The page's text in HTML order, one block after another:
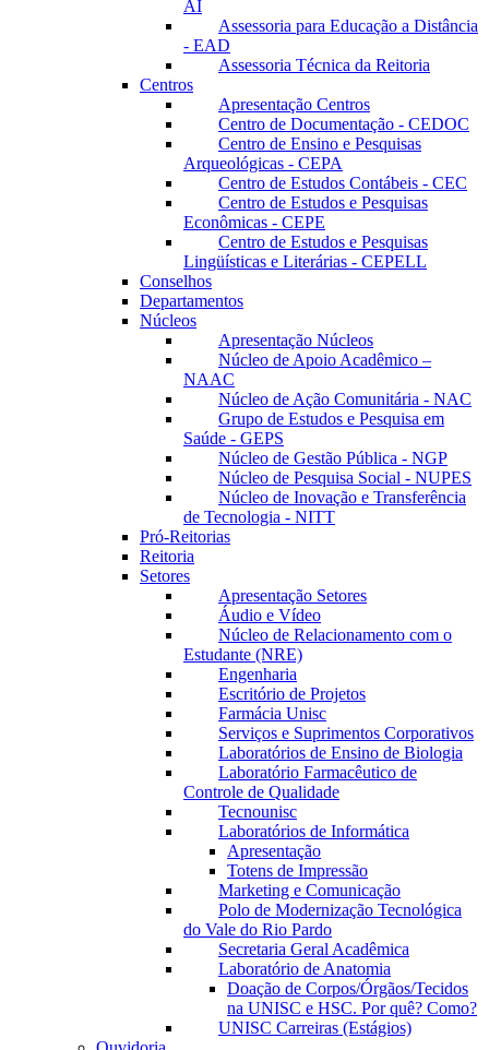
AI
Assessoria para Educação a Distância
- EAD
Assessoria Técnica da Reitoria
Centros
Apresentação Centros
Centro de Documentação - CEDOC
Centro de Ensino e Pesquisas
Arqueológicas - CEPA
Centro de Estudos Contábeis - CEC
Centro de Estudos e Pesquisas
Econômicas - CEPE
Centro de Estudos e Pesquisas
Lingüísticas e Literárias - CEPELL
Conselhos
Departamentos
Núcleos
Apresentação Núcleos
Núcleo de Apoio Acadêmico –
NAAC
Núcleo de Ação Comunitária - NAC
Grupo de Estudos e Pesquisa em
Saúde - GEPS
Núcleo de Gestão Pública - NGP
Núcleo de Pesquisa Social - NUPES
Núcleo de Inovação e Transferência
de Tecnologia - NITT
Pró-Reitorias
Reitoria
Setores
Apresentação Setores
Áudio e Vídeo
Núcleo de Relacionamento com o
Estudante (NRE)
Engenharia
Escritório de Projetos
Farmácia Unisc
Serviços e Suprimentos Corporativos
Laboratórios de Ensino de Biologia
Laboratório Farmacêutico de
Controle de Qualidade
Tecnounisc
Laboratórios de Informática
Apresentação
Totens de Impressão
Marketing e Comunicação
Polo de Modernização Tecnológica
do Vale do Rio Pardo
Secretaria Geral Acadêmica
Laboratório de Anatomia
Doação de Corpos/Órgãos/Tecidos
na UNISC e HSC. Por quê? Como?
UNISC Carreiras (Estágios)